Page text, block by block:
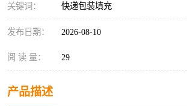
关键词： 快递包装填充
发布日期： 2026-08-10
阅 读 量： 29
产品描述